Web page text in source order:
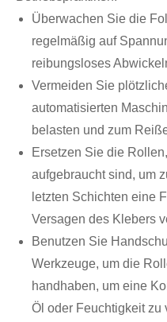
Überwachen Sie die
regelmäßig auf
reibungsloses
Vermeiden Sie
automatisierten
belasten und zum
Ersetzen Sie die
aufgebraucht sind, um
letzten Schichten eine
Versagen des Klebers
Benutzen Sie
Werkzeuge, um die
handhaben, um eine
Öl oder Feuchtigkeit zu